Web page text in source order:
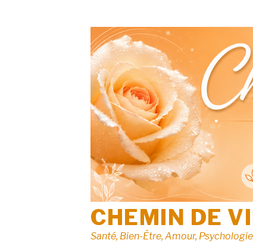
CHEMIN DE
Santé, Bien-Être, Amour,